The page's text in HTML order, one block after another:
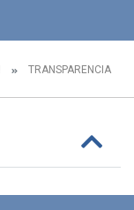
TRANSPARENCIA